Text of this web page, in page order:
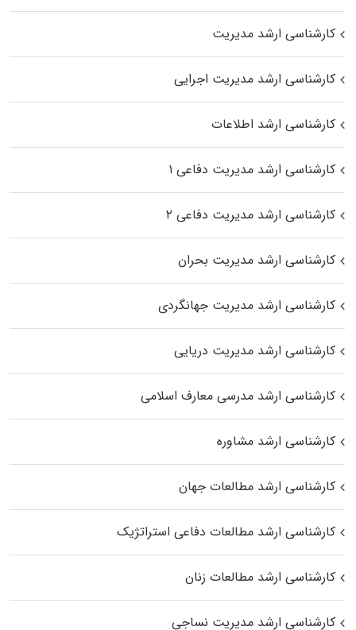
کارشناسی ارشد مدیریت
کارشناسی ارشد مدیریت اجرایی
کارشناسی ارشد اطلاعات
کارشناسی ارشد مدیریت دفاعی ۱
کارشناسی ارشد مدیریت دفاعی ۲
کارشناسی ارشد مدیریت بحران
کارشناسی ارشد مدیریت جهانگردی
کارشناسی ارشد مدیریت دریایی
کارشناسی ارشد مدرسی معارف اسلامی
کارشناسی ارشد مشاوره
کارشناسی ارشد مطالعات جهان
کارشناسی ارشد مطالعات دفاعی استراتژیک
کارشناسی ارشد مطالعات زنان
کارشناسی ارشد مدیریت نساجی